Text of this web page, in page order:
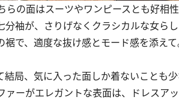
の面はスーツやワンピースとも好相
袖が、さりげなくクラシカルな女ら
で、適度な抜け感とモード感を添えて
局、気に入った面しか着ないことも
ァーがエレガントな表面は、ドレスア